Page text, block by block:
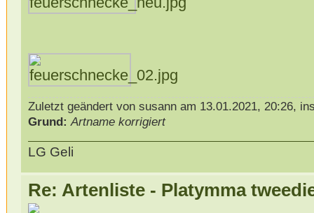
Zuletzt geändert von susann am 13.01.2021, 20:26,
Grund: Artname korrigiert
LG Geli
Re: Artenliste - Platymma